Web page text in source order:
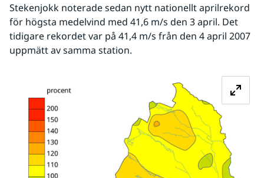
Stekenjokk noterade sedan nytt nationellt aprilrekord
för högsta medelvind med 41,6 m/s den 3 april. Det
tidigare rekordet var på 41,4 m/s från den 4 april 2007
uppmätt av samma station.